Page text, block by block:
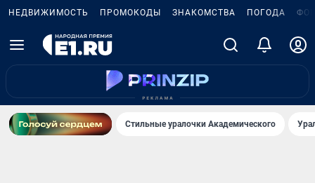
НЕДВИЖИМОСТЬ ПРОМОКОДЫ ЗНАКОМСТВА ПОГОДА
Стильные уралочки Академического